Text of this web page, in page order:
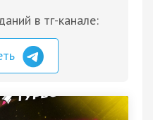
в тг-канале: